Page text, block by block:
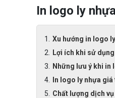
In logo ly
Xu hướng in logo
Lợi ích khi sử
Những lưu ý khi
In logo ly nhựa
Chất lượng dịch